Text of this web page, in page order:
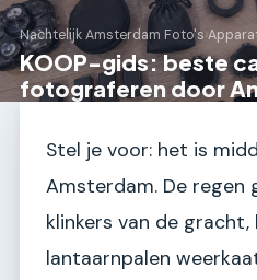
Nachtelijk Amsterdam Foto's›
KOOP-gids: beste
fotograferen door
Stel je voor: het is
Amsterdam. De
klinkers van de
lantaarnpalen